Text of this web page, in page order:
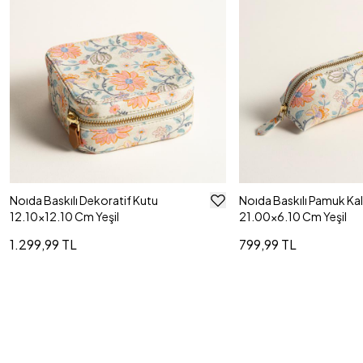
Noıda Baskılı Dekoratif Kutu
12.10x12.10 Cm Yeşil
1.299,99 TL
Noıda Baskılı Pamuk
21.00x6.10 Cm Yeşil
799,99 TL